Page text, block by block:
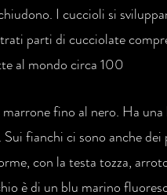
I cuccioli si
parti di cucciolate
al mondo circa 100
fino al nero. Ha
fianchi ci sono anche
con la testa tozza,
è di un blu marino